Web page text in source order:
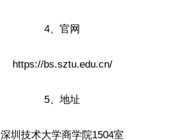
4、官网
https://bs.sztu.edu.cn/
5、地址
深圳技术大学商学院1504室